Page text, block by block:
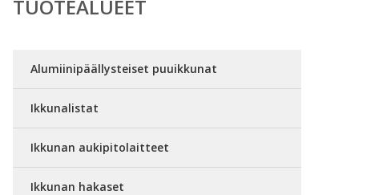
TUOTEALUEET
Alumiinipäällysteiset puuikkunat
Ikkunalistat
Ikkunan aukipitolaitteet
Ikkunan hakaset